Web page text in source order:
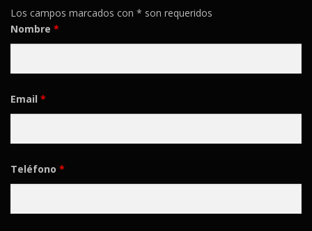
Los campos marcados con * son requeridos
Nombre *
Email *
Teléfono *